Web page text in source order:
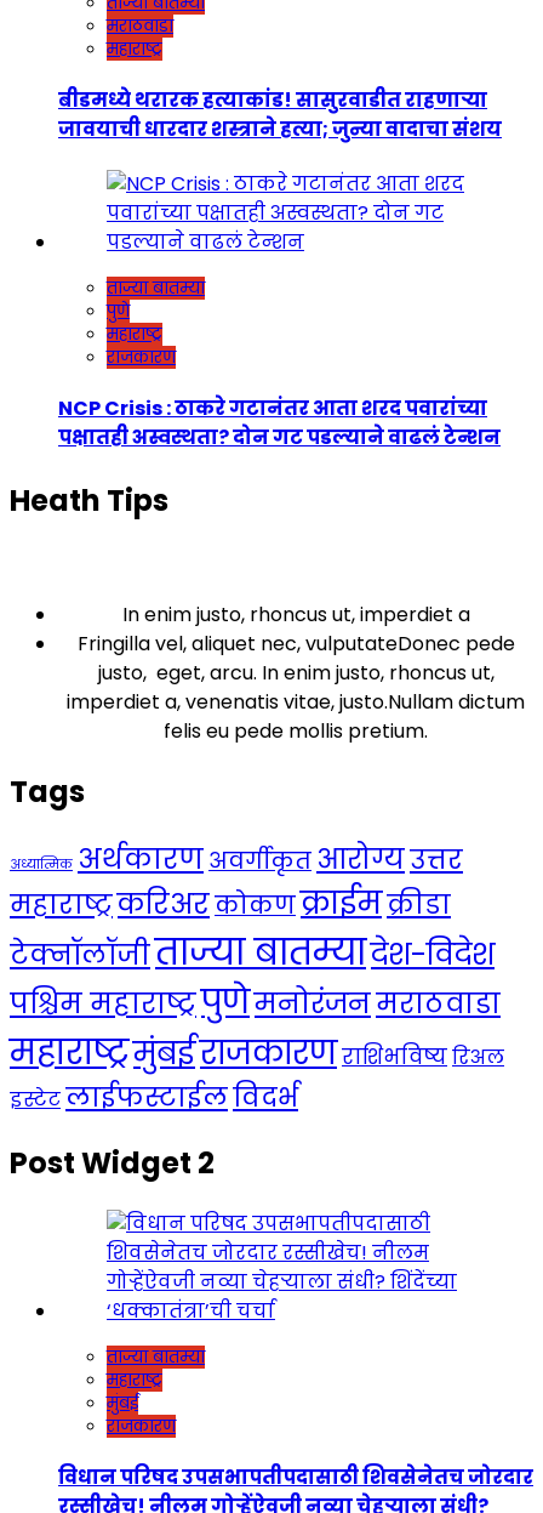
मराठवाडा
महाराष्ट्र
बीडमध्ये थरारक हत्याकांड! सासुरवाडीत राहणाऱ्या
जावयाची धारदार शस्त्राने हत्या; जुन्या वादाचा संशय
ताज्या बातम्या
पुणे
महाराष्ट्र
राजकारण
NCP Crisis : ठाकरे गटानंतर आता शरद पवारांच्या
पक्षातही अस्वस्थता? दोन गट पडल्याने वाढलं टेन्शन
Heath Tips
In enim justo, rhoncus ut, imperdiet a
Fringilla vel, aliquet nec, vulputateDonec pede
justo, eget, arcu. In enim justo, rhoncus ut,
imperdiet a, venenatis vitae, justo.Nullam dictum
felis eu pede mollis pretium.
Tags
अध्यात्मिक अर्थकारणअवर्गीकृत आरोग्यउत्तर
महाराष्ट्रकरिअरकोकणक्राईमक्रीडा
टेक्नॉलॉजीताज्या बातम्यादेश-विदेश
पश्चिम महाराष्ट्रपुणेमनोरंजनमराठवाडा
महाराष्ट्रमुंबईराजकारणराशिभविष्यरिअल
इस्टेटलाईफस्टाईलविदर्भ
Post Widget 2
ताज्या बातम्या
महाराष्ट्र
मुंबई
राजकारण
विधान परिषद उपसभापतीपदासाठी शिवसेनेतच जोरदार
रस्सीखेच! नीलम गोऱ्हेंऐवजी नव्या चेहऱ्याला संधी?